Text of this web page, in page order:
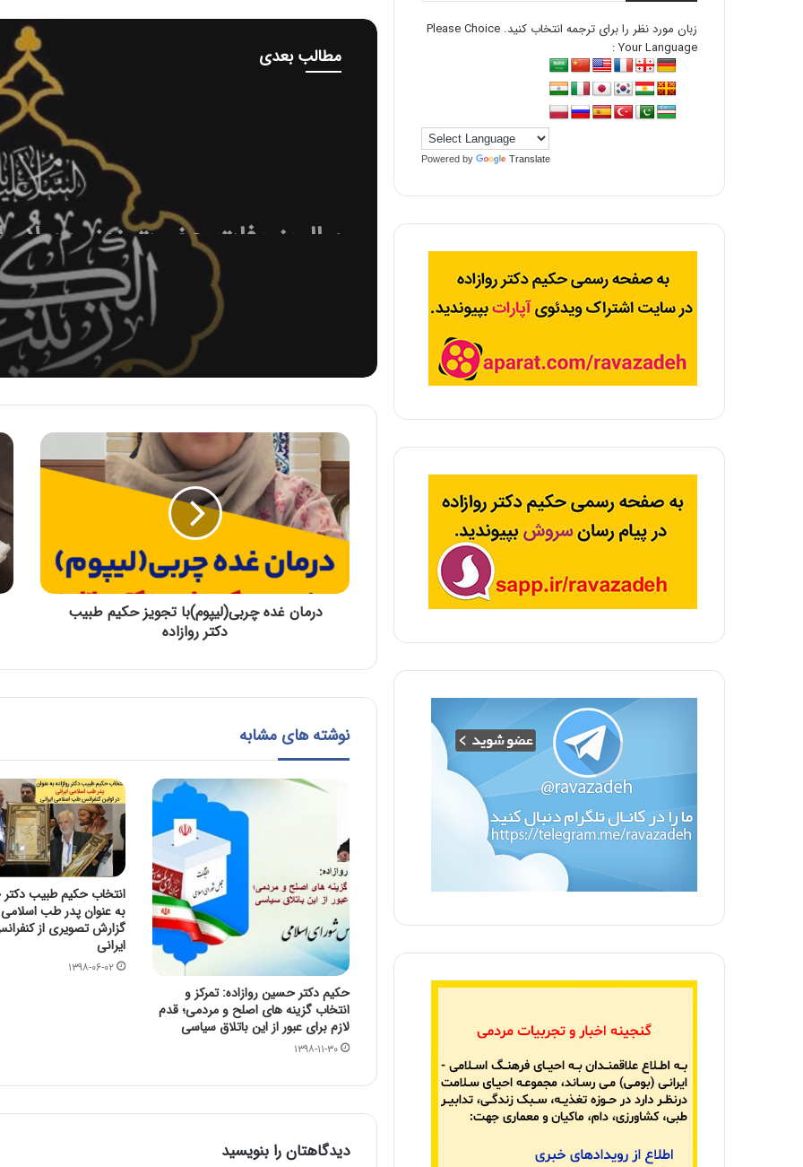
مطالب بعدی
سالروز وفات حضرت زینب سلام
علیها تسلیت باد
درمان غده چربی(لیپوم)با تجویز حکیم طبیب
دکتر روازاده
نوشته های مشابه
حکیم دکتر حسین روازاده: تمرکز و
انتخاب گزینه های اصلح و مردمی؛ قدم
لازم برای عبور از این باتلاق سیاسی
۱۳۹۸-۱۱-۳۰
انتخاب حکیم طبیب دکتر
به عنوان پدر طب اسلامی
گزارش تصویری از
ایرانی
۱۳۹۸-۰۶-۰۲
دیدگاهتان را بنویسید
زبان مورد نظر را برای ترجمه انتخاب کنید. Please Choice
Your Language :
Powered by Translate